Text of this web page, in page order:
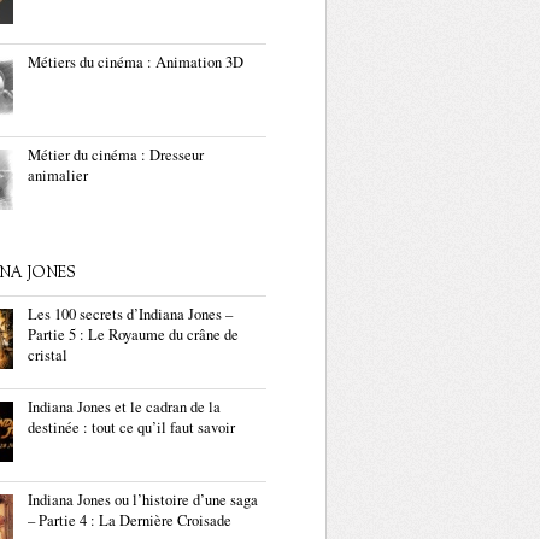
Métiers du cinéma : Animation 3D
Métier du cinéma : Dresseur
animalier
JONES
Les 100 secrets d’Indiana Jones –
Partie 5 : Le Royaume du crâne de
cristal
Indiana Jones et le cadran de la
destinée : tout ce qu’il faut savoir
Indiana Jones ou l’histoire d’une saga
– Partie 4 : La Dernière Croisade